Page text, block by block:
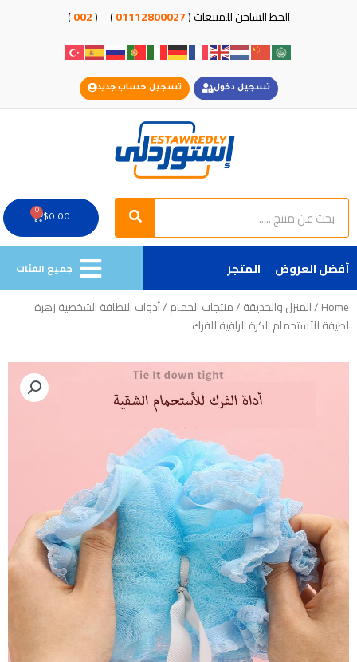
الخط الساخن للمبيعات (01112800027
) – (
002
)
تسجيل دخول تسجيل حساب جديد
Search
Search
$0.00
0
Cart
أفضل العروض المتجر جميع الفئات
Home
/المنزل والحديقة /منتجات الحمام / أدوات النظافة الشخصية زهرة
لطيفة للأستحمام الكرة الراقية للفرك